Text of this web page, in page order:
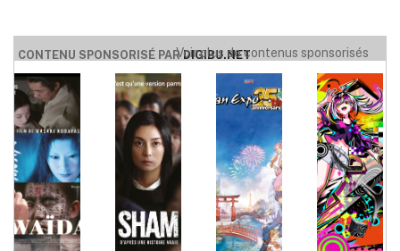
CONTENU SPONSORISÉ PARDIGIBU.NET
Voir plus de contenus sponsorisés